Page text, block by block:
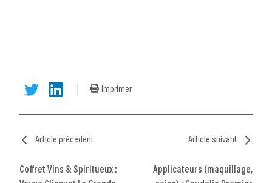
Imprimer
Article précédent
Coffret Vins & Spiritueux :
Article suivant
Applicateurs (maquillage,